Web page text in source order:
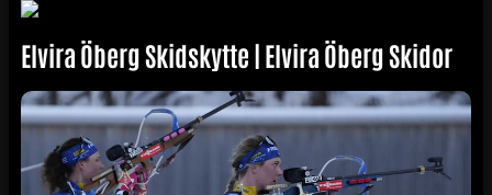
Elvira Öberg Skidskytte | Elvira Öberg Skidor